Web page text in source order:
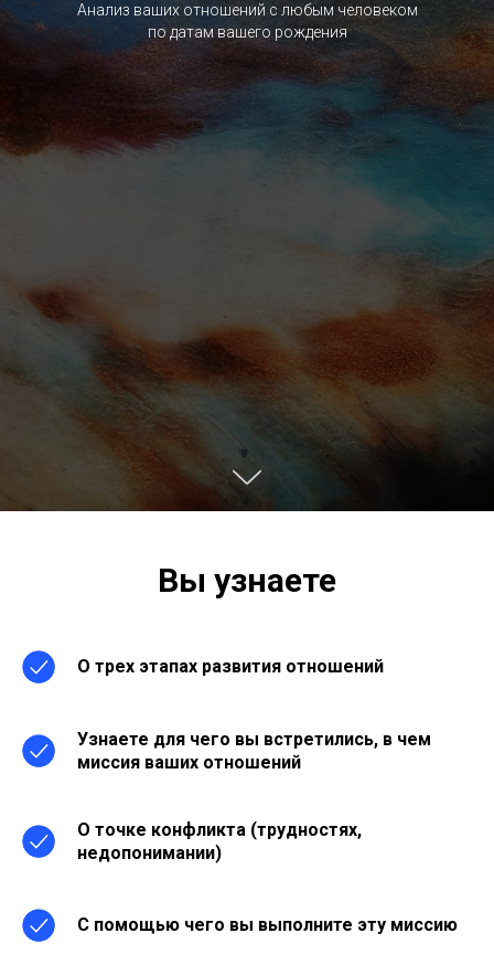
Анализ ваших отношений с любым человеком
по датам вашего рождения
Вы узнаете
О трех этапах развития отношений
Узнаете для чего вы встретились, в чем
миссия ваших отношений
О точке конфликта (трудностях,
недопонимании)
С помощью чего вы выполните эту миссию